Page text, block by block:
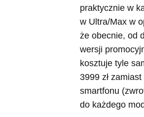
praktycznie w
w Ultra/Max w
że obecnie, od
wersji
kosztuje tyle
3999 zł
smartfonu
do każdego